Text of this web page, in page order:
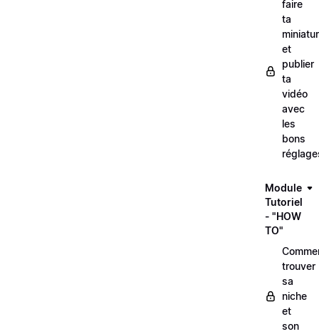
faire
ta
et
publier
ta
vidéo
avec
les
bons
Module
Tutoriel
- "HOW
TO"
trouver
sa
niche
et
son